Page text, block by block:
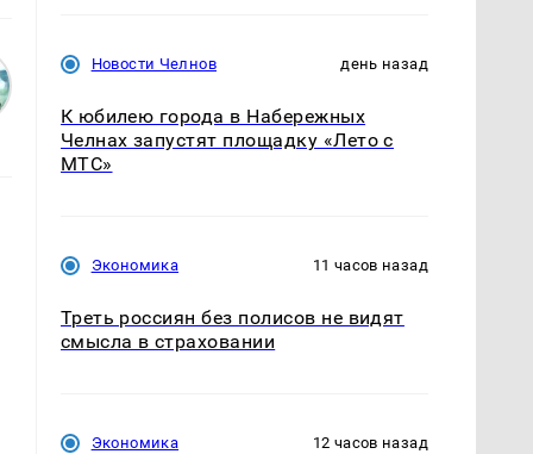
Новости Челнов день назад
К юбилею города в Набережных
Челнах запустят площадку «Лето с
МТС»
Экономика 11 часов назад
Треть россиян без полисов не видят
смысла в страховании
Экономика 12 часов назад